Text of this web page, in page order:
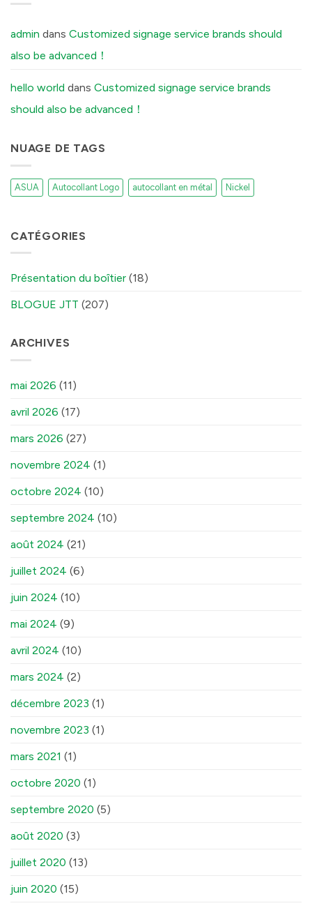
Aluminum
Stickers
Off
Our
Factory
It)
admin dans Customized signage service brands should
also be advanced！
hello world dans Customized signage service brands
should also be advanced！
NUAGE DE TAGS
ASUA Autocollant Logo autocollant en métal Nickel
CATÉGORIES
Présentation du boîtier (18)
BLOGUE JTT (207)
ARCHIVES
mai 2026 (11)
avril 2026 (17)
mars 2026 (27)
novembre 2024 (1)
octobre 2024 (10)
septembre 2024 (10)
août 2024 (21)
juillet 2024 (6)
juin 2024 (10)
mai 2024 (9)
avril 2024 (10)
mars 2024 (2)
décembre 2023 (1)
novembre 2023 (1)
mars 2021 (1)
octobre 2020 (1)
septembre 2020 (5)
août 2020 (3)
juillet 2020 (13)
juin 2020 (15)